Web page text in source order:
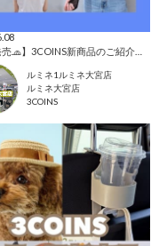
【6/8発売🧢】3COINS新商品のご紹介✊🏻‪❤️‍🔥
ルミネ1ルミネ大宮店
ルミネ大宮店
3COINS